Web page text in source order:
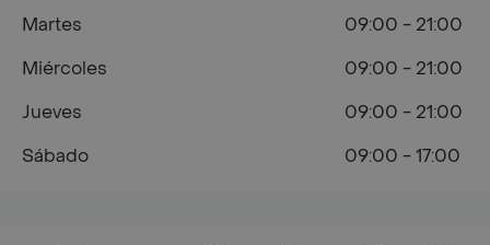
Martes
09:00 - 21:00
Miércoles
09:00 - 21:00
Jueves
09:00 - 21:00
Sábado
09:00 - 17:00